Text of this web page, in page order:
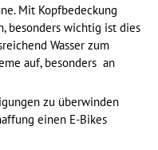
Mit Kopfbedeckung
besonders wichtig ist dies
Wasser zum
auf, besonders an
zu überwinden
einen E-Bikes